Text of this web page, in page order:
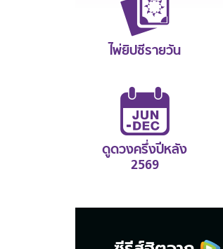
ไพ่ยิปซีรายวัน
ดูดวงครึ่งปีหลัง
2569